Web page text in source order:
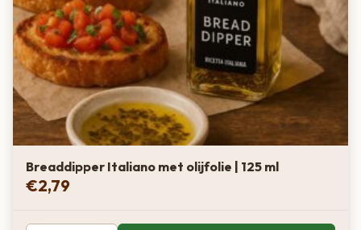
Breaddipper Italiano met olijfolie | 125 ml
€2,79